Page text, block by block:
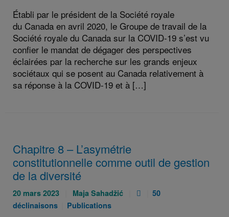
:
:
Établi par le président de la Société royale
du Canada en avril 2020, le Groupe de travail de la
Société royale du Canada sur la COVID-19 s’est vu
confier le mandat de dégager des perspectives
éclairées par la recherche sur les grands enjeux
sociétaux qui se posent au Canada relativement à
sa réponse à la COVID-19 et à […]
Chapitre 8 – L’asymétrie
constitutionnelle comme outil de gestion
de la diversité
Publié
le
20 mars 2023
Auteurs
:
Maja Sahadžić
PièceCatégories
50
déclinaisons
Catégories
Publications